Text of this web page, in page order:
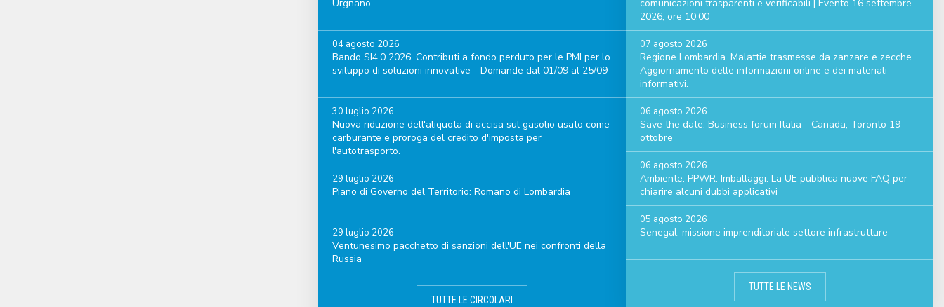
Urgnano
04 agosto 2026
Bando SI4.0 2026. Contributi a fondo perduto per le PMI per lo
sviluppo di soluzioni innovative - Domande dal 01/09 al 25/09
30 luglio 2026
Nuova riduzione dell'aliquota di accisa sul gasolio usato come
carburante e proroga del credito d'imposta per
l'autotrasporto.
29 luglio 2026
Piano di Governo del Territorio: Romano di Lombardia
29 luglio 2026
Ventunesimo pacchetto di sanzioni dell'UE nei confronti della
Russia
TUTTE LE CIRCOLARI
comunicazioni trasparenti e verificabili | Evento 16 settembre
2026, ore 10.00
07 agosto 2026
Regione Lombardia. Malattie trasmesse da zanzare e zecche.
Aggiornamento delle informazioni online e dei materiali
informativi.
06 agosto 2026
Save the date: Business forum Italia - Canada, Toronto 19
ottobre
06 agosto 2026
Ambiente. PPWR. Imballaggi: La UE pubblica nuove FAQ per
chiarire alcuni dubbi applicativi
05 agosto 2026
Senegal: missione imprenditoriale settore infrastrutture
TUTTE LE NEWS